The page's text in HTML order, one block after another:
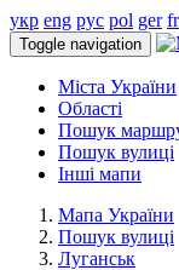
укр eng рус pol ger fr
Toggle navigation
Міста України
Області
Пошук
Пошук вулиці
Інші мапи
Мапа України
Пошук вулиці
Луганськ